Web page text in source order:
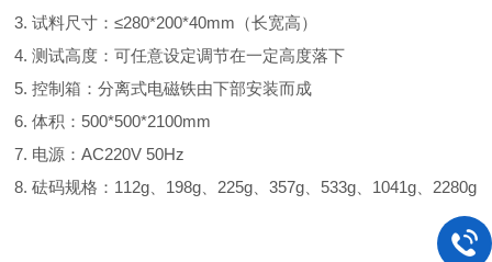
3. 试料尺寸：≤280*200*40mm（长宽高）
4. 测试高度：可任意设定调节在一定高度落下
5. 控制箱：分离式电磁铁由下部安装而成
6. 体积：500*500*2100mm
7. 电源：AC220V 50Hz
8. 砝码规格：112g、 198g、 225g、357g、 533g、 1041g、 2280g